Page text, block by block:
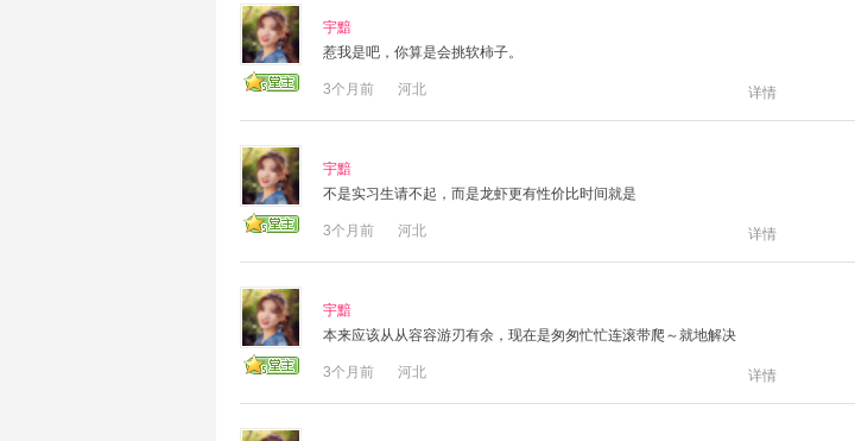
宇黯
惹我是吧，你算是会挑软柿子。
3个月前 河北 详情
宇黯
不是实习生请不起，而是龙虾更有性价比时间就是
3个月前 河北 详情
宇黯
本来应该从从容容游刃有余，现在是匆匆忙忙连滚带爬～就地解决
3个月前 河北 详情